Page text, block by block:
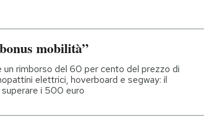
mobilità”
un rimborso del 60 per cento del prezzo di
elettrici, hoverboard e segway: il
i 500 euro